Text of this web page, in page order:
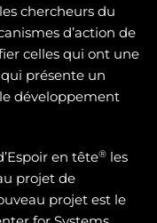
chercheurs du
d’action de
celles qui ont une
présente un
développement
en tête® les
projet de
projet est le